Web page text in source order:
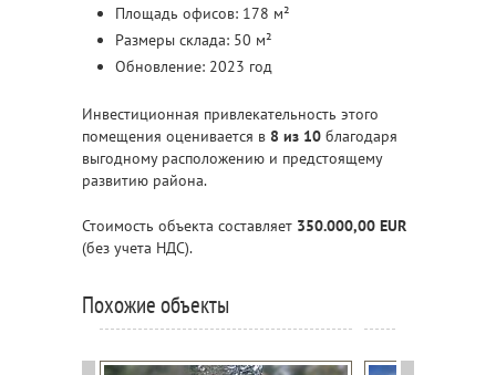
Площадь офисов: 178 м²
Размеры склада: 50 м²
Обновление: 2023 год
Инвестиционная привлекательность этого
помещения оценивается в 8 из 10 благодаря
выгодному расположению и предстоящему
развитию района.
Стоимость объекта составляет 350.000,00 EUR
(без учета НДС).
Похожие объекты